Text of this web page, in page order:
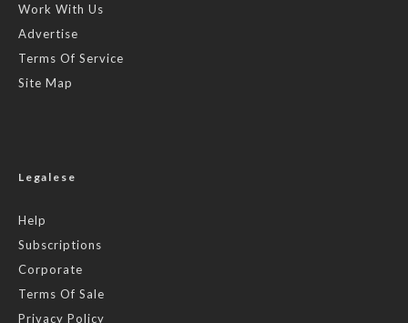
Work With Us
Advertise
Terms Of Service
Site Map
Legalese
Help
Subscriptions
Corporate
Terms Of Sale
Privacy Policy